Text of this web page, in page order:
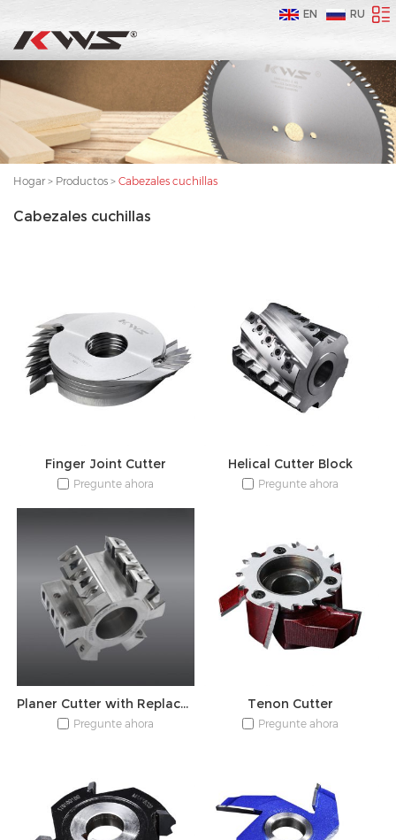
EN RU
Hogar> Productos > Cabezales cuchillas
Cabezales cuchillas
Finger Joint Cutter
Pregunte ahora
Helical Cutter Block
Pregunte ahora
Planer Cutter with Replaceable Blade
Pregunte ahora
Tenon Cutter
Pregunte ahora